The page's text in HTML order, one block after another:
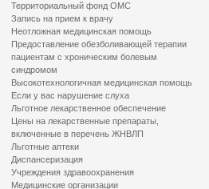
Территориальный фонд ОМС
Запись на прием к врачу
Неотложная медицинская помощь
Предоставление обезболивающей терапии
пациентам с хроническим болевым
синдромом
Высокотехнологичная медицинская помощь
Если у вас нарушение слуха
Льготное лекарственное обеспечение
Цены на лекарственные препараты,
включенные в перечень ЖНВЛП
Льготные аптеки
Диспансеризация
Учреждения здравоохранения
Медицинские организации